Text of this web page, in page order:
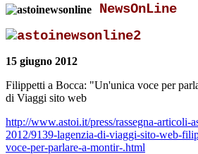
NewsOnLine
15 giugno 2012
Filippetti a Bocca: "Un'unica voce per
di Viaggi sito web
http://www.astoi.it/press/rassegna-articoli-
2012/9139-lagenzia-di-viaggi-sito-web-
voce-per-parlare-a-montir-.html